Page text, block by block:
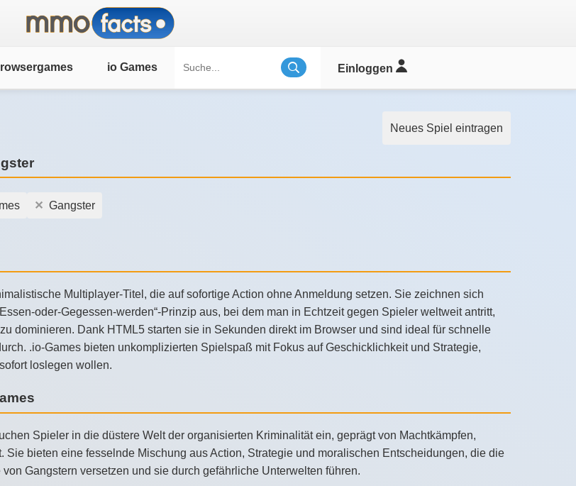
io Games Einloggen
Neues Spiel eintragen
Gangster
Multiplayer-Titel, die auf sofortige Action ohne Anmeldung setzen. Sie zeichnen sich
oder-Gegessen-werden“-Prinzip aus, bei dem man in Echtzeit gegen Spieler weltweit antritt,
dominieren. Dank HTML5 starten sie in Sekunden direkt im Browser und sind ideal für schnelle
.io-Games bieten unkomplizierten Spielspaß mit Fokus auf Geschicklichkeit und Strategie,
loslegen wollen.
Spieler in die düstere Welt der organisierten Kriminalität ein, geprägt von Machtkämpfen,
Sie bieten eine fesselnde Mischung aus Action, Strategie und moralischen Entscheidungen, die die
Gangstern versetzen und sie durch gefährliche Unterwelten führen.